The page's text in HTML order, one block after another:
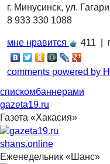
г. Минусинск, ул.
8 933 330 1088
мне нравится 411 |
comments powered by
спискомбаннерами
gazeta19.ru
Газета «Хакасия»
shans.online
Еженедельник «Шанс»